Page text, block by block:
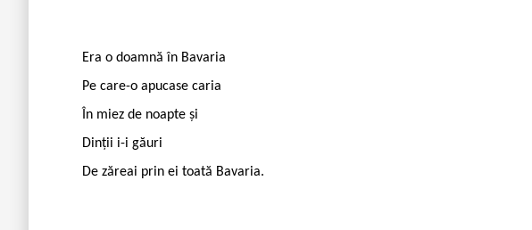
Era o doamnă în Bavaria
Pe care-o apucase caria
În miez de noapte și
Dinții i-i găuri
De zăreai prin ei toată Bavaria.